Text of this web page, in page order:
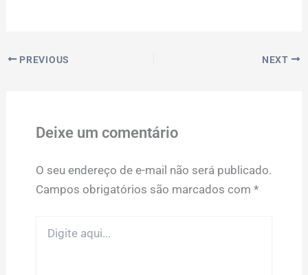
PREVIOUS NEXT
Deixe um comentário
O seu endereço de e-mail não será publicado.
Campos obrigatórios são marcados com *
aqui...